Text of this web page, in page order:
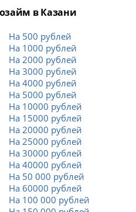
в Казани
На 500 рублей
На 1000 рублей
На 2000 рублей
На 3000 рублей
На 4000 рублей
На 5000 рублей
На 10000 рублей
На 15000 рублей
На 20000 рублей
На 25000 рублей
На 30000 рублей
На 40000 рублей
На 50 000 рублей
На 60000 рублей
На 100 000 рублей